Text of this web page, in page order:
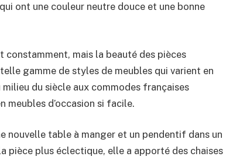
ont une couleur neutre douce et une bonne
constamment, mais la beauté des pièces
gamme de styles de meubles qui varient en
du siècle aux commodes françaises
meubles d’occasion si facile.
nouvelle table à manger et un pendentif dans un
pièce plus éclectique, elle a apporté des chaises